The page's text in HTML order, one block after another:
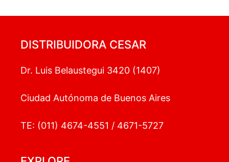
DISTRIBUIDORA CESAR
Dr. Luis Belaustegui 3420 (1407)
Ciudad Autónoma de Buenos Aires
TE: (011) 4674-4551 / 4671-5727